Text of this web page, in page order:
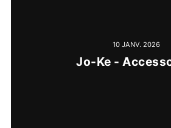
10 JANV. 2026
Jo-Ke -